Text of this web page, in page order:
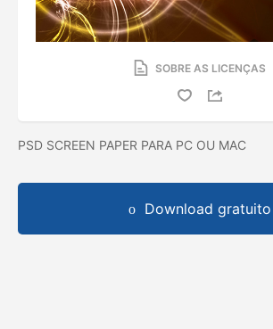
SOBRE AS LICENÇAS
PSD SCREEN PAPER PARA PC OU MAC
Download gratuito